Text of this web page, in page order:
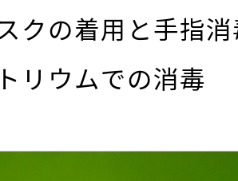
クの着用と手指
リウムでの消毒